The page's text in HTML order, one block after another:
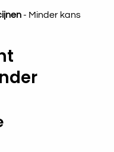
- Minder kans